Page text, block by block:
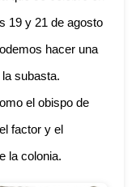
19 y 21 de agosto
hacer una
subasta.
el obispo de
factor y el
la colonia.